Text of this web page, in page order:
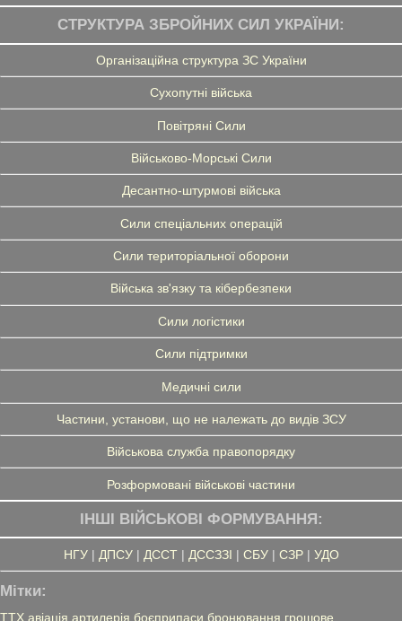
СТРУКТУРА ЗБРОЙНИХ СИЛ УКРАЇНИ:
Організаційна структура ЗС України
Сухопутні війська
Повітряні Сили
Військово-Морські Сили
Десантно-штурмові війська
Сили спеціальних операцій
Сили територіальної оборони
Війська зв'язку та кібербезпеки
Сили логістики
Сили підтримки
Медичні сили
Частини, установи, що не належать до видів ЗСУ
Військова служба правопорядку
Розформовані військові частини
ІНШІ ВІЙСЬКОВІ ФОРМУВАННЯ:
НГУ| ДПСУ| ДССТ| ДССЗЗІ | СБУ| СЗР| УДО
Мітки:
ТТХ авіація артилерія боєприпаси бронювання грошове